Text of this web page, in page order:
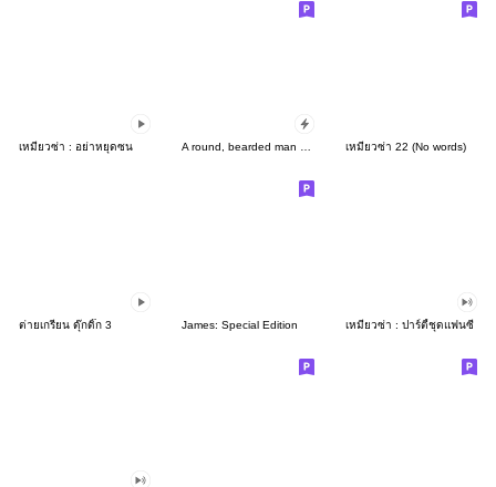
เหมียวซ่า : อย่าหยุดซน เหมียวซ่า 22 (No words)
ต่ายเกรียน ดุ๊กดิ๊ก 3 James: Special Edition เหมียวซ่า : ปาร์ตี้ชุดแฟนซี